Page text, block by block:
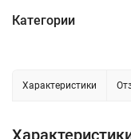
Категории
Характеристики